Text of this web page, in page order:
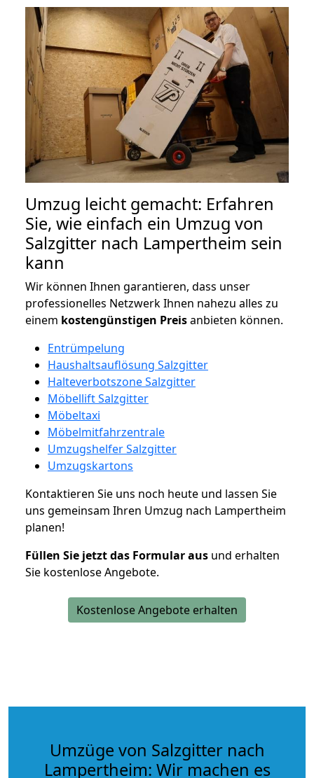
Umzug leicht gemacht: Erfahren
Sie, wie einfach ein Umzug von
Salzgitter nach Lampertheim sein
kann
Wir können Ihnen garantieren, dass unser
professionelles Netzwerk Ihnen nahezu alles zu
einem kostengünstigen Preisanbieten können.
Entrümpelung
Haushaltsauflösung Salzgitter
Halteverbotszone Salzgitter
Möbellift Salzgitter
Möbeltaxi
Möbelmitfahrzentrale
Umzugshelfer Salzgitter
Umzugskartons
Kontaktieren Sie uns noch heute und lassen Sie
uns gemeinsam Ihren Umzug nach Lampertheim
planen!
Füllen Sie jetzt das Formular aus und erhalten
Sie kostenlose Angebote.
Kostenlose Angebote erhalten
Umzüge von Salzgitter nach
Lampertheim: Wir machen es